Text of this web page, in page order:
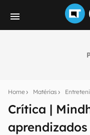
Home Matérias
Crítica |
notícias e reviews
mão.
E-mail